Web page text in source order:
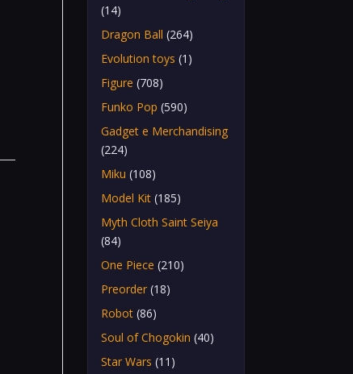
(14)
Dragon Ball (264)
Evolution toys (1)
Figure (708)
Funko Pop (590)
Gadget e Merchandising
(224)
Miku (108)
Model Kit (185)
Myth Cloth Saint Seiya
(84)
One Piece (210)
Preorder (18)
Robot (86)
Soul of Chogokin (40)
Star Wars (11)